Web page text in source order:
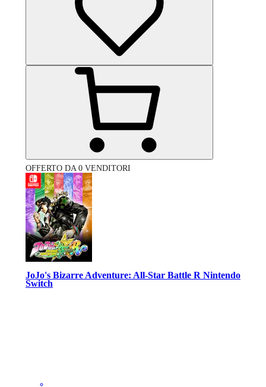
OFFERTO DA 0 VENDITORI
JoJo's Bizarre Adventure: All-Star Battle R Nintendo
Switch